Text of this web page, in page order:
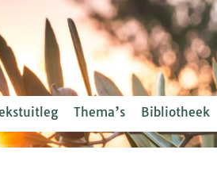
Thema’s Bibliotheek